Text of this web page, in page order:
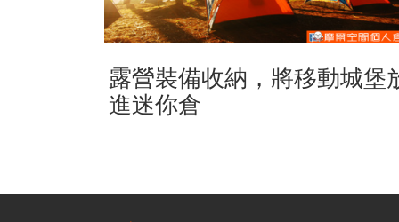
露營裝備收納，將移動城堡
進迷你倉